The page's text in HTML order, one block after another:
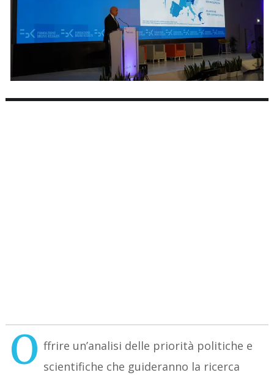
O ffrire un’analisi delle priorità politiche e
scientifiche che guideranno la ricerca